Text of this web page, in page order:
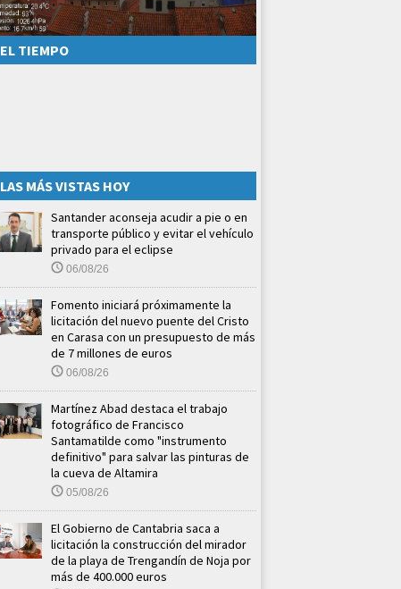
EL TIEMPO
LAS MÁS VISTAS HOY
Santander aconseja acudir a pie o en
transporte público y evitar el vehículo
privado para el eclipse
06/08/26
Fomento iniciará próximamente la
licitación del nuevo puente del Cristo
en Carasa con un presupuesto de más
de 7 millones de euros
06/08/26
Martínez Abad destaca el trabajo
fotográfico de Francisco
Santamatilde como "instrumento
definitivo" para salvar las pinturas de
la cueva de Altamira
05/08/26
El Gobierno de Cantabria saca a
licitación la construcción del mirador
de la playa de Trengandín de Noja por
más de 400.000 euros